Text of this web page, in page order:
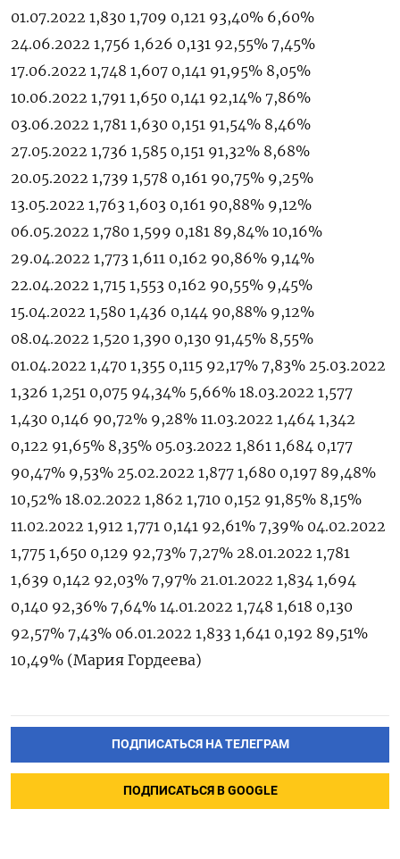
01.07.2022 1,830 1,709 0,121 93,40% 6,60%
24.06.2022 1,756 1,626 0,131 92,55% 7,45%
17.06.2022 1,748 1,607 0,141 91,95% 8,05%
10.06.2022 1,791 1,650 0,141 92,14% 7,86%
03.06.2022 1,781 1,630 0,151 91,54% 8,46%
27.05.2022 1,736 1,585 0,151 91,32% 8,68%
20.05.2022 1,739 1,578 0,161 90,75% 9,25%
13.05.2022 1,763 1,603 0,161 90,88% 9,12%
06.05.2022 1,780 1,599 0,181 89,84% 10,16%
29.04.2022 1,773 1,611 0,162 90,86% 9,14%
22.04.2022 1,715 1,553 0,162 90,55% 9,45%
15.04.2022 1,580 1,436 0,144 90,88% 9,12%
08.04.2022 1,520 1,390 0,130 91,45% 8,55%
01.04.2022 1,470 1,355 0,115 92,17% 7,83% 25.03.2022
1,326 1,251 0,075 94,34% 5,66% 18.03.2022 1,577
1,430 0,146 90,72% 9,28% 11.03.2022 1,464 1,342
0,122 91,65% 8,35% 05.03.2022 1,861 1,684 0,177
90,47% 9,53% 25.02.2022 1,877 1,680 0,197 89,48%
10,52% 18.02.2022 1,862 1,710 0,152 91,85% 8,15%
11.02.2022 1,912 1,771 0,141 92,61% 7,39% 04.02.2022
1,775 1,650 0,129 92,73% 7,27% 28.01.2022 1,781
1,639 0,142 92,03% 7,97% 21.01.2022 1,834 1,694
0,140 92,36% 7,64% 14.01.2022 1,748 1,618 0,130
92,57% 7,43% 06.01.2022 1,833 1,641 0,192 89,51%
10,49% (Мария Гордеева)
ПОДПИСАТЬСЯ НА ТЕЛЕГРАМ
ПОДПИСАТЬСЯ В GOOGLE